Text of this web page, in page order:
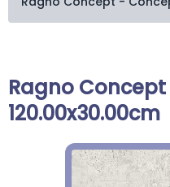
Ragno
120.00x30.00cm